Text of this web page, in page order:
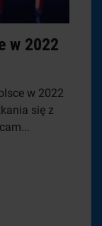
w 2022
w 2022
się z